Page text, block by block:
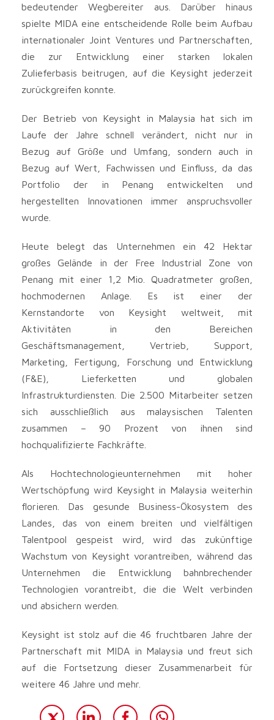
bedeutender Wegbereiter aus. Darüber hinaus
spielte MIDA eine entscheidende Rolle beim Aufbau
internationaler Joint Ventures und Partnerschaften,
die zur Entwicklung einer starken lokalen
Zulieferbasis beitrugen, auf die Keysight jederzeit
zurückgreifen konnte.
Der Betrieb von Keysight in Malaysia hat sich im
Laufe der Jahre schnell verändert, nicht nur in
Bezug auf Größe und Umfang, sondern auch in
Bezug auf Wert, Fachwissen und Einfluss, da das
Portfolio der in Penang entwickelten und
hergestellten Innovationen immer anspruchsvoller
wurde.
Heute belegt das Unternehmen ein 42 Hektar
großes Gelände in der Free Industrial Zone von
Penang mit einer 1,2 Mio. Quadratmeter großen,
hochmodernen Anlage. Es ist einer der
Kernstandorte von Keysight weltweit, mit
Aktivitäten in den Bereichen
Geschäftsmanagement, Vertrieb, Support,
Marketing, Fertigung, Forschung und Entwicklung
(F&E), Lieferketten und globalen
Infrastrukturdiensten. Die 2.500 Mitarbeiter setzen
sich ausschließlich aus malaysischen Talenten
zusammen – 90 Prozent von ihnen sind
hochqualifizierte Fachkräfte.
Als Hochtechnologieunternehmen mit hoher
Wertschöpfung wird Keysight in Malaysia weiterhin
florieren. Das gesunde Business-Ökosystem des
Landes, das von einem breiten und vielfältigen
Talentpool gespeist wird, wird das zukünftige
Wachstum von Keysight vorantreiben, während das
Unternehmen die Entwicklung bahnbrechender
Technologien vorantreibt, die die Welt verbinden
und absichern werden.
Keysight ist stolz auf die 46 fruchtbaren Jahre der
Partnerschaft mit MIDA in Malaysia und freut sich
auf die Fortsetzung dieser Zusammenarbeit für
weitere 46 Jahre und mehr.